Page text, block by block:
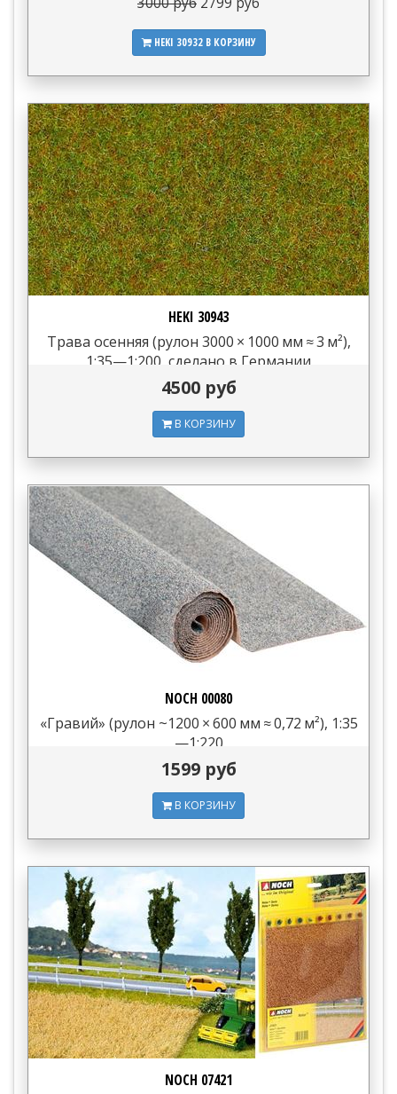
HEKI 30932 В КОРЗИНУ
HEKI 30943
Трава осенняя (рулон 3000 × 1000 мм ≈ 3 м²),
1:35—1:200, сделано в Германии
4500 руб
В КОРЗИНУ
NOCH 00080
«Гравий» (рулон ~1200 × 600 мм ≈ 0,72 м²), 1:35
—1:220
1599 руб
В КОРЗИНУ
NOCH 07421